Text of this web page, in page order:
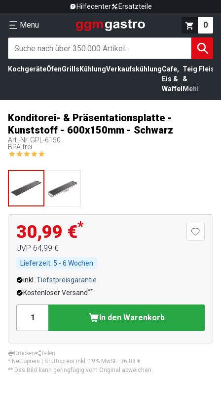
Hilfecenter Ersatzteile
Menu 0
KochgeräteÖfenGrills KühlungVerkaufskühlungCafe,
Eis &
Waffel
Teig
&
Mehl
Konditorei- & Präsentationsplatte -
Kunststoff - 600x150mm - Schwarz
Art.-Nr. GPL-6150
BPA frei
30,99 €*
UVP 64,99 €
Lieferzeit: 5 - 6 Wochen
inkl. Tiefstpreisgarantie
Kostenloser Versand**
In den Warenkorb
Drucken
Teilen
* Nettopreis | Bruttopreis inkl. 19% MwSt.: 36,88 €
** Das Bild kann geringfügig vom Original abweichen.